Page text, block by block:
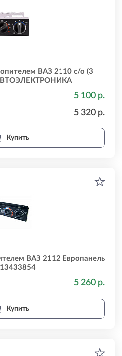
ВАЗ 2110 с/о (3
13333854
5 100 р.
5 320 р.
Купить
ВАЗ 2112 Европанель
5 260 р.
Купить